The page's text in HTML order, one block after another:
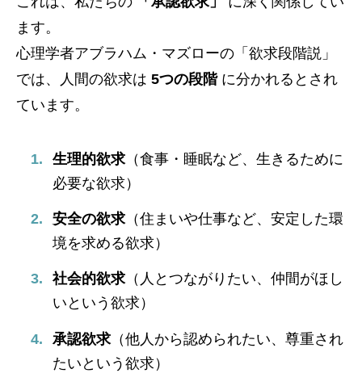
ます。
心理学者アブラハム・マズローの「欲求段階説」
では、人間の欲求は 5つの段階に分かれるとされ
ています。
生理的欲求 （食事・睡眠など、生きるために
必要な欲求）
安全の欲求 （住まいや仕事など、安定した環
境を求める欲求）
社会的欲求（人とつながりたい、仲間がほし
いという欲求）
承認欲求 （他人から認められたい、尊重され
たいという欲求）